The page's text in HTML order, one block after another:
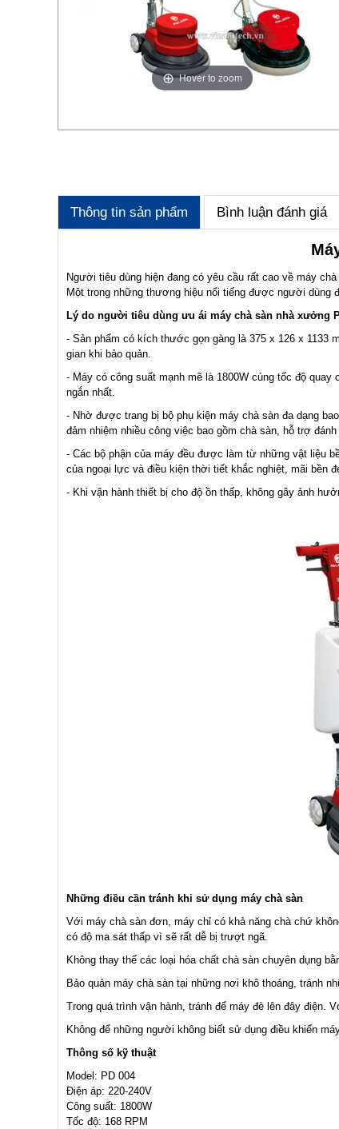
Hover to zoom
Thông tin sản phẩm Bình luận đánh giá
Người tiêu dùng hiện đang có yêu cầu rất cao về máy
Một trong những thương hiệu nổi tiếng được người dùng
Lý do người tiêu dùng ưu ái máy chà sàn nhà xưởng
- Sản phẩm có kích thước gọn gàng là 375 x 126 x 1133
gian khi bảo quản.
- Máy có công suất mạnh mẽ là 1800W cùng tốc độ
ngắn nhất.
- Nhờ được trang bị bộ phụ kiện máy chà sàn đa dạng
đảm nhiệm nhiều công việc bao gồm chà sàn, hỗ trợ
- Các bộ phận của máy đều được làm từ những vật liệu
của ngoại lực và điều kiện thời tiết khắc nghiệt, mãi bền
- Khi vận hành thiết bị cho độ ồn thấp, không gây ảnh
Những điều cần tránh khi sử dụng máy chà sàn
Với máy chà sàn đơn, máy chỉ có khả năng chà chứ
có độ ma sát thấp vì sẽ rất dễ bị trượt ngã.
Không thay thế các loại hóa chất chà sàn chuyên dụng
Bảo quản máy chà sàn tại những nơi khô thoáng, tránh
Trong quá trình vận hành, tránh để máy đè lên đây điện.
Không để những người không biết sử dụng điều khiển
Thông số kỹ thuật
Model: PD 004
Điện áp: 220-240V
Công suất: 1800W
Tốc độ: 168 RPM